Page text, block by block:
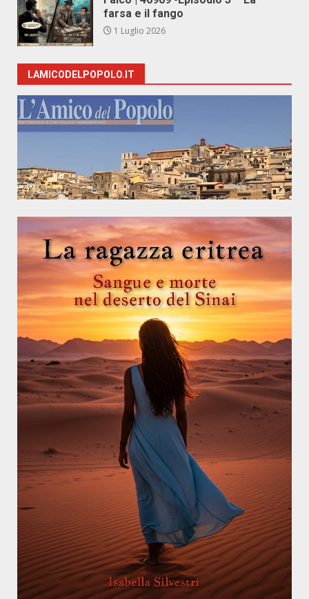
farsa e il fango
1 Luglio 2026
LAMICODELPOPOLO.IT